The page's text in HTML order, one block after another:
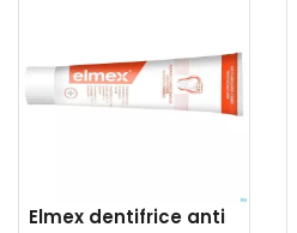
Elmex dentifrice anti